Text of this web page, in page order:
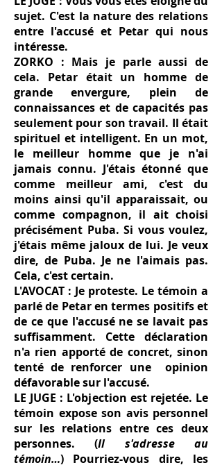
sujet. C'est la nature des relations
entre l'accusé et Petar qui nous
intéresse.
ZORKO : Mais je parle aussi de
cela. Petar était un homme de
grande envergure, plein de
connaissances et de capacités pas
seulement pour son travail. Il était
spirituel et intelligent. En un mot,
le meilleur homme que je n'ai
jamais connu. J'étais étonné que
comme meilleur ami, c'est du
moins ainsi qu'il apparaissait, ou
comme compagnon, il ait choisi
précisément Puba. Si vous voulez,
j'étais même jaloux de lui. Je veux
dire, de Puba. Je ne l'aimais pas.
Cela, c'est certain.
L'AVOCAT : Je proteste. Le témoin a
parlé de Petar en termes positifs et
de ce que l'accusé ne se lavait pas
suffisamment. Cette déclaration
n'a rien apporté de concret, sinon
tenté de renforcer une opinion
défavorable sur l'accusé.
LE JUGE : L'objection est rejetée. Le
témoin expose son avis personnel
sur les relations entre ces deux
personnes. (Il s'adresse au
témoin…) Pourriez-vous dire, les